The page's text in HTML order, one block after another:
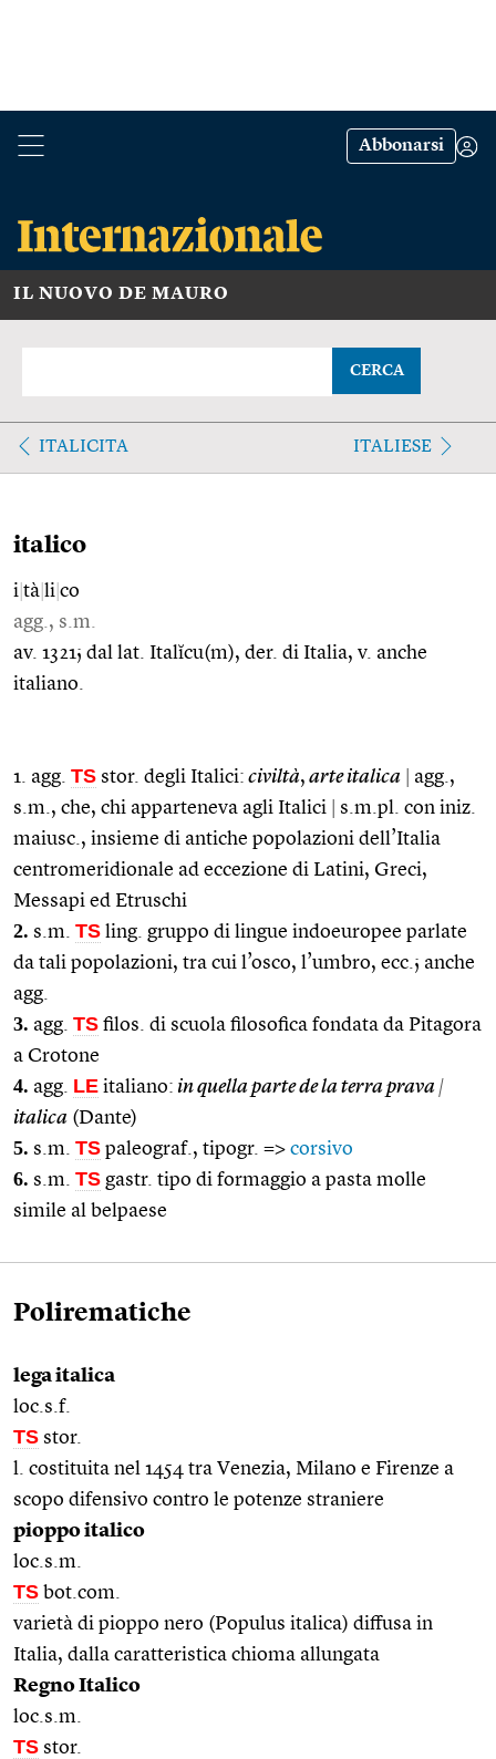
Abbonarsi
IL NUOVO DE MAURO
CERCA
ITALICITA ITALIESE
italico
i tà li co
agg., s.m.
av. 1321; dal lat. Italĭcu(m), der. di Italia, v. anche
italiano.
1. agg. TS stor. degli Italici: civiltà, arte italica
agg.,
s.m., che, chi apparteneva agli Italici
s.m.pl. con iniz.
maiusc., insieme di antiche popolazioni dell’Italia
centromeridionale ad eccezione di Latini, Greci,
Messapi ed Etruschi
2. s.m. TS ling. gruppo di lingue indoeuropee parlate
da tali popolazioni, tra cui l’osco, l’umbro, ecc.; anche
agg.
3. agg. TS filos. di scuola filosofica fondata da Pitagora
a Crotone
4. agg. LE italiano: in quella parte de la terra prava |
italica (Dante)
5. s.m. TS paleograf., tipogr. => corsivo
6. s.m. TS gastr. tipo di formaggio a pasta molle
simile al belpaese
Polirematiche
lega italica
loc.s.f.
TS stor.
l. costituita nel 1454 tra Venezia, Milano e Firenze a
scopo difensivo contro le potenze straniere
pioppo italico
loc.s.m.
TS bot.com.
varietà di pioppo nero (Populus italica) diffusa in
Italia, dalla caratteristica chioma allungata
Regno Italico
loc.s.m.
TS stor.